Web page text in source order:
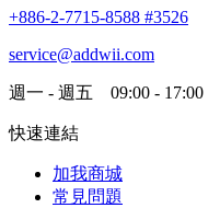
+886-2-7715-8588 #3526
service@addwii.com
週一 - 週五 09:00 - 17:00
快速連結
加我商城
常見問題